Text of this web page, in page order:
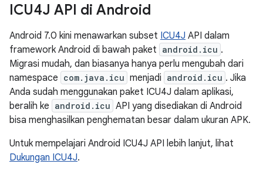
ICU4J API di Android
Android 7.0 kini menawarkan subset ICU4J API dalam
framework Android di bawah paket android.icu .
Migrasi mudah, dan biasanya hanya perlu mengubah dari
namespace com.java.icu menjadi android.icu . Jika
Anda sudah menggunakan paket ICU4J dalam aplikasi,
beralih ke android.icu API yang disediakan di Android
bisa menghasilkan penghematan besar dalam ukuran APK.
Untuk mempelajari Android ICU4J API lebih lanjut, lihat
Dukungan ICU4J.